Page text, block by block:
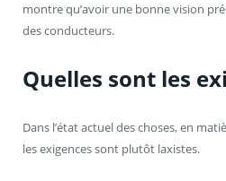
montre qu’avoir une bonne vision
des conducteurs.
Quelles sont les
Dans l’état actuel des choses, en
les exigences sont plutôt laxistes.